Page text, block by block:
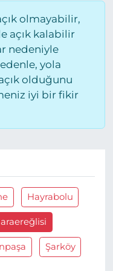
olmayabilir,
açık kalabilir
nedeniyle
yola
olduğunu
iyi bir fikir
Hayrabolu
Şarköy